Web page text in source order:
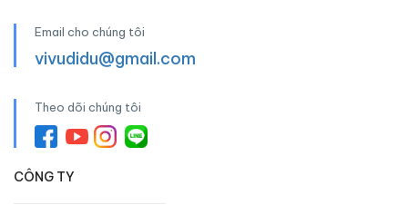
Email cho chúng tôi
vivudidu@gmail.com
Theo dõi chúng tôi
CÔNG TY